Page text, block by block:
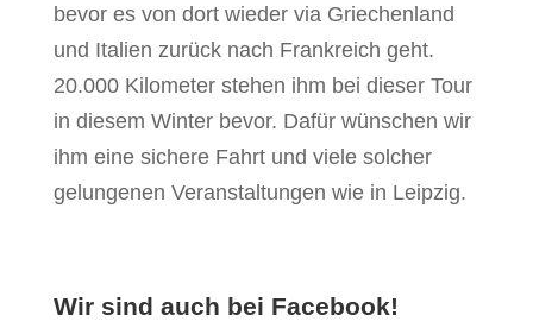
bevor es von dort wieder via Griechenland
und Italien zurück nach Frankreich geht.
20.000 Kilometer stehen ihm bei dieser Tour
in diesem Winter bevor. Dafür wünschen wir
ihm eine sichere Fahrt und viele solcher
gelungenen Veranstaltungen wie in Leipzig.
Wir sind auch bei Facebook!